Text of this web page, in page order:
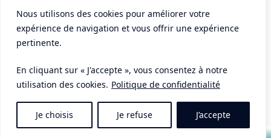
Nous utilisons des cookies pour améliorer votre
expérience de navigation et vous offrir une expérience
pertinente.
En cliquant sur « J'accepte », vous consentez à notre
utilisation des cookies. Politique de confidentialité
Je choisis Je refuse J’accepte
Place Aristide Briand - BP 28 34140 Mèze
Tél :04 67 18 30 30
Mail :
Mentions Légales